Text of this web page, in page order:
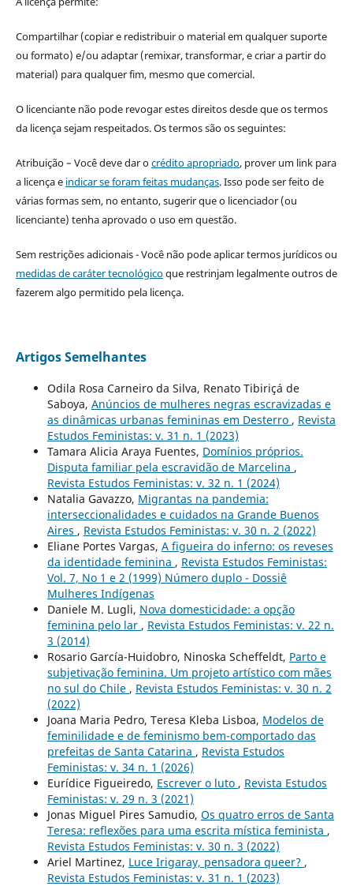
Compartilhar (copiar e redistribuir o material em qualquer suporte
ou formato) e/ou adaptar (remixar, transformar, e criar a partir do
material) para qualquer fim, mesmo que comercial.
O licenciante não pode revogar estes direitos desde que os termos
da licença sejam respeitados. Os termos são os seguintes:
Atribuição – Você deve dar ocrédito apropriado, prover um link para
a licença e indicar se foram feitas mudanças. Isso pode ser feito de
várias formas sem, no entanto, sugerir que o licenciador (ou
licenciante) tenha aprovado o uso em questão.
Sem restrições adicionais - Você não pode aplicar termos jurídicos ou
medidas de caráter tecnológicoque restrinjam legalmente outros de
fazerem algo permitido pela licença.
Artigos Semelhantes
Odila Rosa Carneiro da Silva, Renato Tibiriçá de
Saboya, Anúncios de mulheres negras escravizadas e
as dinâmicas urbanas femininas em Desterro , Revista
Estudos Feministas: v. 31 n. 1 (2023)
Tamara Alicia Araya Fuentes, Domínios próprios.
Disputa familiar pela escravidão de Marcelina ,
Revista Estudos Feministas: v. 32 n. 1 (2024)
Natalia Gavazzo, Migrantas na pandemia:
interseccionalidades e cuidados na Grande Buenos
Aires , Revista Estudos Feministas: v. 30 n. 2 (2022)
Eliane Portes Vargas, A figueira do inferno: os reveses
da identidade feminina , Revista Estudos Feministas:
Vol. 7, No 1 e 2 (1999) Número duplo - Dossiê
Mulheres Indígenas
Daniele M. Lugli, Nova domesticidade: a opção
feminina pelo lar , Revista Estudos Feministas: v. 22 n.
3 (2014)
Rosario García-Huidobro, Ninoska Scheffeldt, Parto e
subjetivação feminina. Um projeto artístico com mães
no sul do Chile , Revista Estudos Feministas: v. 30 n. 2
(2022)
Joana Maria Pedro, Teresa Kleba Lisboa, Modelos de
feminilidade e de feminismo bem-comportado das
prefeitas de Santa Catarina , Revista Estudos
Feministas: v. 34 n. 1 (2026)
Eurídice Figueiredo, Escrever o luto , Revista Estudos
Feministas: v. 29 n. 3 (2021)
Jonas Miguel Pires Samudio, Os quatro erros de Santa
Teresa: reflexões para uma escrita mística feminista ,
Revista Estudos Feministas: v. 30 n. 3 (2022)
Ariel Martinez, Luce Irigaray, pensadora queer? ,
Revista Estudos Feministas: v. 31 n. 1 (2023)